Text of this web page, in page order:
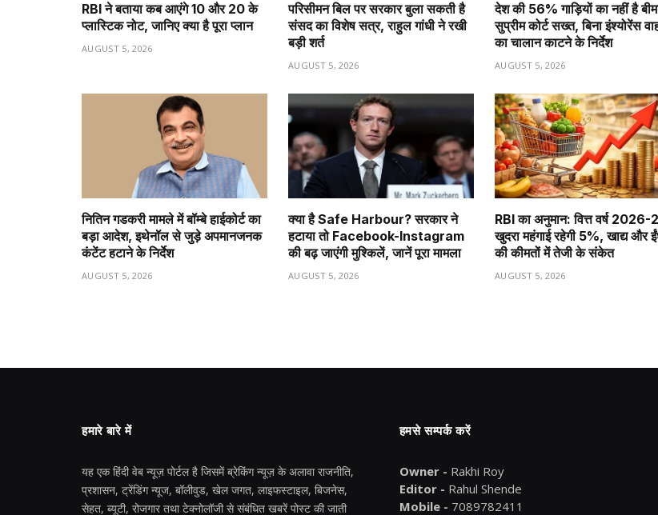
RBI ने बताया कब आएंगे ₹10 और ₹20 के
प्लास्टिक नोट, जानिए क्या है पूरा प्लान
AUGUST 5, 2026
परिसीमन बिल पर सरकार बुला सकती है
संसद का विशेष सत्र, राहुल गांधी ने रखी
बड़ी शर्त
AUGUST 5, 2026
देश की 56% गाड़ियों का नहीं है
सुप्रीम कोर्ट सख्त, बिना इंश्योरेंस
का चालान काटने के निर्देश
AUGUST 5, 2026
नितिन गडकरी मामले में बॉम्बे हाईकोर्ट का
बड़ा आदेश, इथेनॉल से जुड़े अपमानजनक
कंटेंट हटाने के निर्देश
AUGUST 5, 2026
क्या है Safe Harbour? सरकार ने
हटाया तो Facebook-Instagram
की बढ़ जाएंगी मुश्किलें, जानें पूरा मामला
AUGUST 5, 2026
RBI का अनुमान: वित्त वर्ष 2026-
खुदरा महंगाई रहेगी 5%, खाद्य और
की कीमतों में तेजी के संकेत
AUGUST 5, 2026
हमारे बारे में
यह एक हिंदी वेब न्यूज़ पोर्टल है जिसमें ब्रेकिंग न्यूज़ के अलावा राजनीति,
प्रशासन, ट्रेंडिंग न्यूज, बॉलीवुड, खेल जगत, लाइफस्टाइल, बिजनेस,
सेहत, ब्यूटी, रोजगार तथा टेक्नोलॉजी से संबंधित खबरें पोस्ट की जाती
हमसे सम्पर्क करें
Owner - Rakhi Roy
Editor - Rahul Shende
Mobile - 7089782411